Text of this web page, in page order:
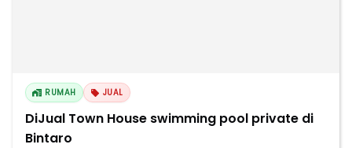
RUMAH JUAL
DiJual Town House swimming pool private di
Bintaro